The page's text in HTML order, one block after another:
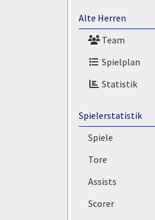
Alte Herren
Team
Spielplan
Statistik
Spielerstatistik
Spiele
Tore
Assists
Scorer